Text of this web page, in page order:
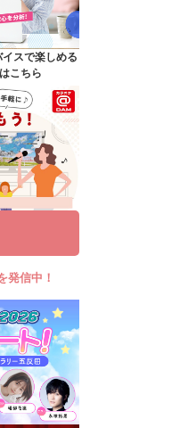
スで楽しめる
こちら
発信中！